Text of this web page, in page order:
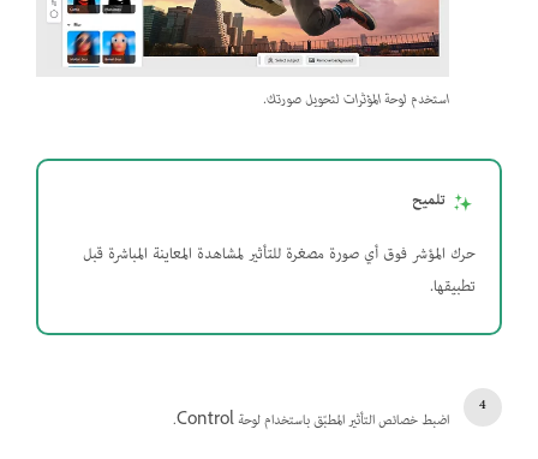
استخدم لوحة المؤثرات لتحويل صورتك.
تلميح
حرك المؤشر فوق أي صورة مصغرة للتأثير لمشاهدة المعاينة المباشرة قبل
تطبيقها.
اضبط خصائص التأثير المطبّق باستخدام لوحة Control.